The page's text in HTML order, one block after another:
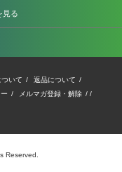
見る
いて / 返品について /
/ メルマガ登録・解除 / /
Reserved.